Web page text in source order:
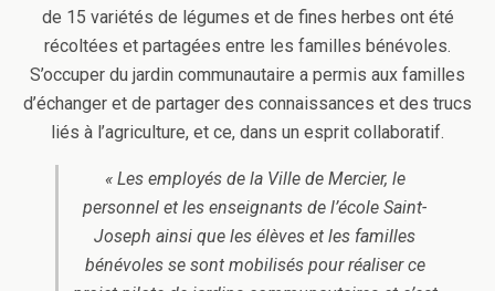
de 15 variétés de légumes et de fines herbes ont été
récoltées et partagées entre les familles bénévoles.
S’occuper du jardin communautaire a permis aux familles
d’échanger et de partager des connaissances et des trucs
liés à l’agriculture, et ce, dans un esprit collaboratif.
« Les employés de la Ville de Mercier, le
personnel et les enseignants de l’école Saint-
Joseph ainsi que les élèves et les familles
bénévoles se sont mobilisés pour réaliser ce